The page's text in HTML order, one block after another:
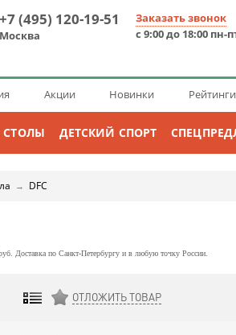
+7 (495) 120-19-51
Москва
Заказать звонок
с 9:00 до 18:00 пн-
Акции Новинки Рейтинги
СТОЛЫ ДЕТСКИЙ СПОРТ
→ DFC
Доставка по Санкт-Петербургу и в любую точку России.
ДОБАВИТЬ К СРАВНЕНИЮ
ОТЛОЖИТЬ ТОВАР